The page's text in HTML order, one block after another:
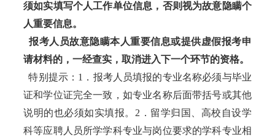
须如实填写个人工作单位信息，否则视为故意隐瞒个
人重要信息。
报考人员故意隐瞒本人重要信息或提供虚假报考申
请材料的，一经查实，取消进入下一个环节的资格。
特别提示：1．报考人员填报的专业名称必须与毕业
证和学位证完全一致，如专业名称后面带括号或其他
说明的也必须如实填报。2．留学归国、高校自设学
科等应聘人员所学学科专业与岗位要求的学科专业相